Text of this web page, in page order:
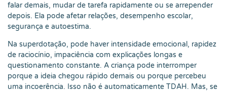
falar demais, mudar de tarefa rapidamente ou se arrepender
depois. Ela pode afetar relações, desempenho escolar,
segurança e autoestima.
Na superdotação, pode haver intensidade emocional, rapidez
de raciocínio, impaciência com explicações longas e
questionamento constante. A criança pode interromper
porque a ideia chegou rápido demais ou porque percebeu
uma incoerência. Isso não é automaticamente TDAH. Mas, se